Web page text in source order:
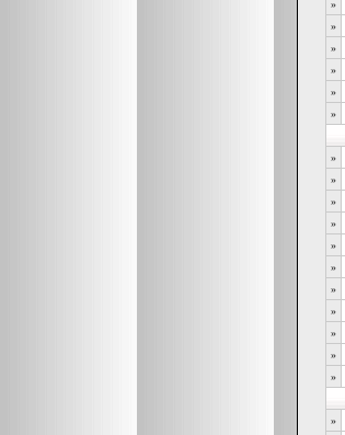
»
»
»
»
»
»
»
»
»
»
»
»
»
»
»
»
»
»